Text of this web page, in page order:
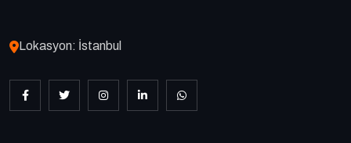
Lokasyon: İstanbul